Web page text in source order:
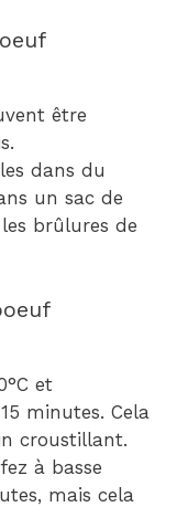
être
dans du
un sac de
brûlures de
et
minutes. Cela
croustillant.
à basse
mais cela